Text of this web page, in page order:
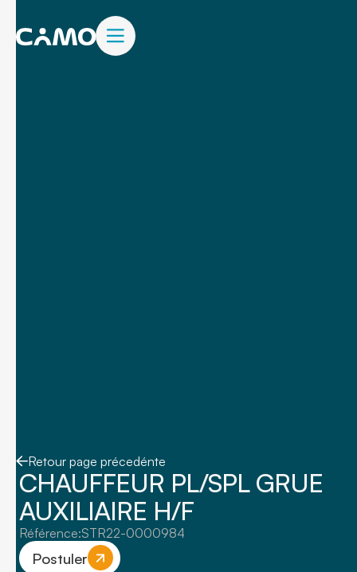
Retour page précedénte
CHAUFFEUR PL/SPL GRUE
AUXILIAIRE H/F
Référence:STR22-0000984
Postuler